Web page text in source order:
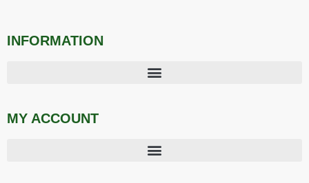
INFORMATION
MY ACCOUNT